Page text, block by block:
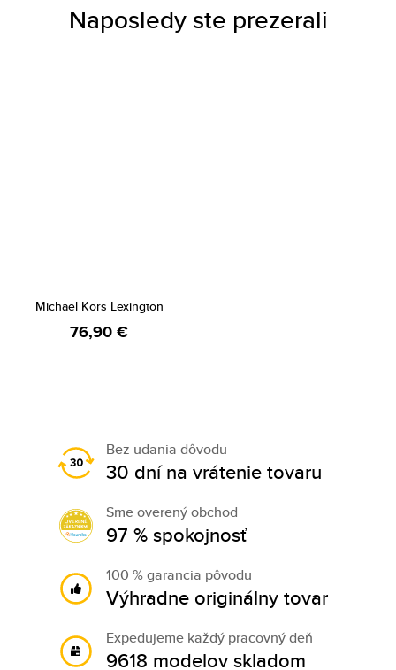
Naposledy ste prezerali
Michael Kors Lexington
76,90 €
Bez udania dôvodu
30 dní na vrátenie tovaru
Sme overený obchod
97 % spokojnosť
100 % garancia pôvodu
Výhradne originálny tovar
Expedujeme každý pracovný deň
9618 modelov skladom